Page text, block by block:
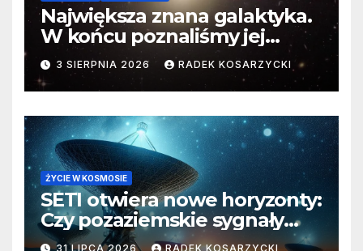
Największa znana galaktyka.
W końcu poznaliśmy jej
faktyczne wymiary
3 SIERPNIA 2026 RADEK KOSARZYCKI
ŻYCIE W KOSMOSIE
SETI otwiera nowe horyzonty:
Czy pozaziemskie sygnały
czekają w nieoczekiwanych
31 LIPCA 2026 RADEK KOSARZYCKI